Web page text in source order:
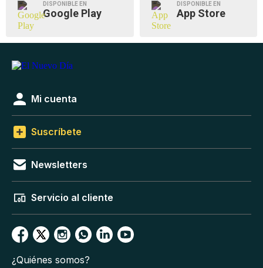
DISPONIBLE EN
Google Play
DISPONIBLE EN
App Store
Mi cuenta
Suscríbete
Newsletters
Servicio al cliente
¿Quiénes somos?